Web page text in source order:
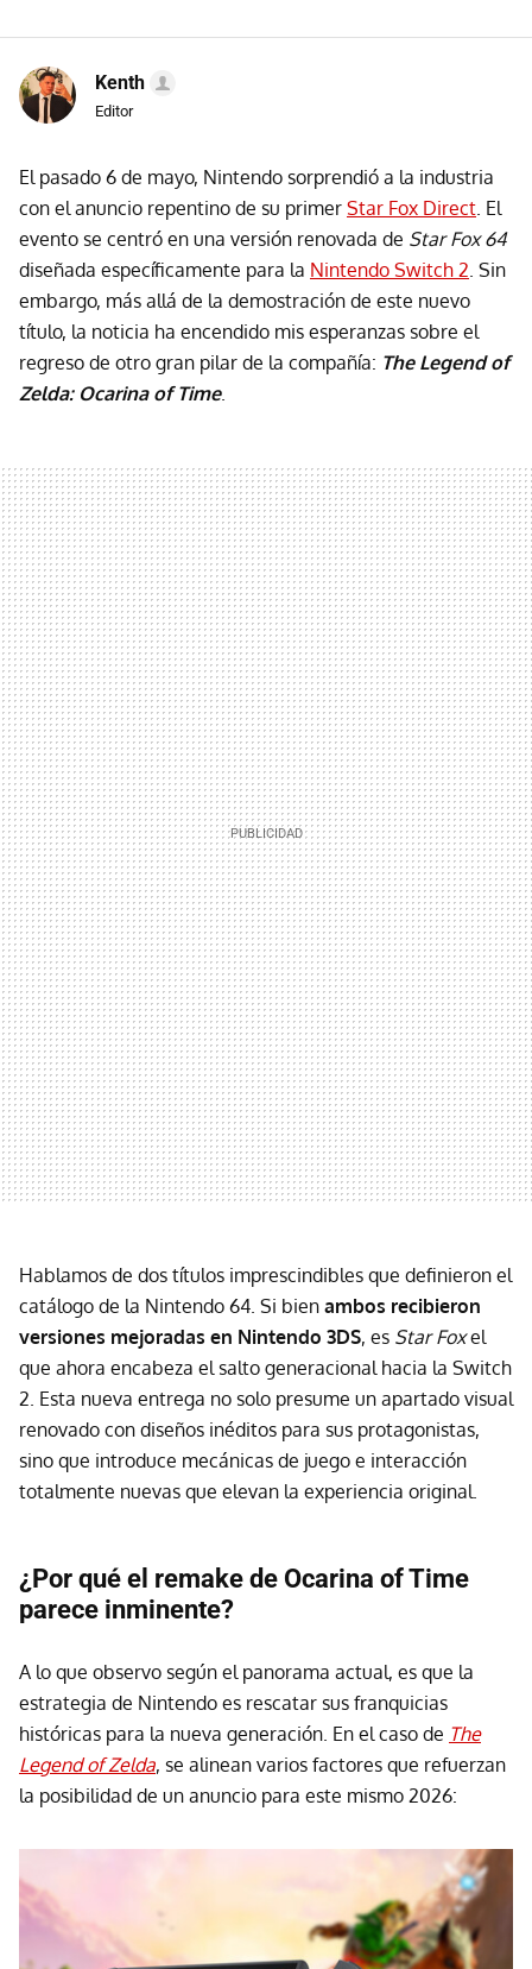
Kenth
Editor
El pasado 6 de mayo, Nintendo sorprendió a la industria
con el anuncio repentino de su primer Star Fox Direct. El
evento se centró en una versión renovada de Star Fox 64
diseñada específicamente para la Nintendo Switch 2. Sin
embargo, más allá de la demostración de este nuevo
título, la noticia ha encendido mis esperanzas sobre el
regreso de otro gran pilar de la compañía: The Legend of
Zelda: Ocarina of Time.
Hablamos de dos títulos imprescindibles que definieron el
catálogo de la Nintendo 64. Si bien ambos recibieron
versiones mejoradas en Nintendo 3DS, es Star Foxel
que ahora encabeza el salto generacional hacia la Switch
2. Esta nueva entrega no solo presume un apartado visual
renovado con diseños inéditos para sus protagonistas,
sino que introduce mecánicas de juego e interacción
totalmente nuevas que elevan la experiencia original.
¿Por qué el remake de Ocarina of Time
parece inminente?
A lo que observo según el panorama actual, es que la
estrategia de Nintendo es rescatar sus franquicias
históricas para la nueva generación. En el caso de The
Legend of Zelda, se alinean varios factores que refuerzan
la posibilidad de un anuncio para este mismo 2026: